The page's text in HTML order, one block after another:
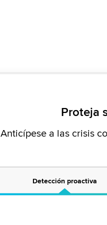
Proteja
Anticípese a las crisis
Detección proactiva